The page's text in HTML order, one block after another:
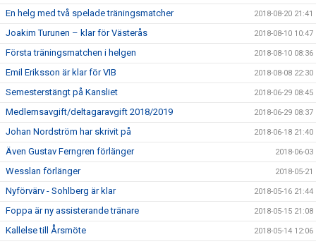
En helg med två spelade träningsmatcher 2018-08-20 21:41
Joakim Turunen – klar för Västerås 2018-08-10 10:47
Första träningsmatchen i helgen 2018-08-10 08:36
Emil Eriksson är klar för VIB 2018-08-08 22:30
Semesterstängt på Kansliet 2018-06-29 08:45
Medlemsavgift/deltagaravgift 2018/2019 2018-06-29 08:37
Johan Nordström har skrivit på 2018-06-18 21:40
Även Gustav Ferngren förlänger 2018-06-03
Wesslan förlänger 2018-05-21
Nyförvärv - Sohlberg är klar 2018-05-16 21:44
Foppa är ny assisterande tränare 2018-05-15 21:08
Kallelse till Årsmöte 2018-05-14 12:06